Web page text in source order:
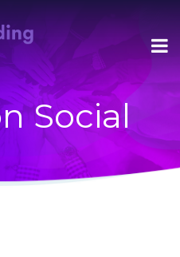
Social